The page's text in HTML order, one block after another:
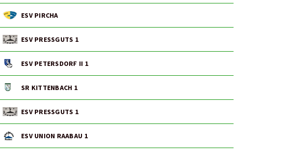
ESV PIRCHA
ESV PRESSGUTS 1
ESV PETERSDORF II 1
SR KITTENBACH 1
ESV PRESSGUTS 1
ESV UNION RAABAU 1